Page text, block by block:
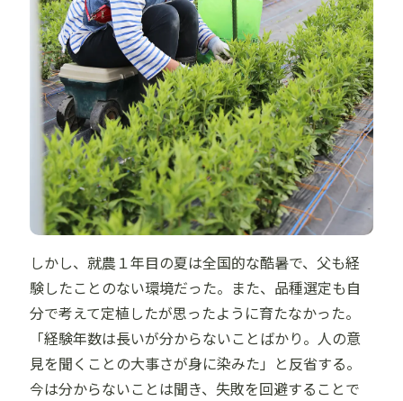
しかし、就農１年目の夏は全国的な酷暑で、父も経
験したことのない環境だった。また、品種選定も自
分で考えて定植したが思ったように育たなかった。
「経験年数は長いが分からないことばかり。人の意
見を聞くことの大事さが身に染みた」と反省する。
今は分からないことは聞き、失敗を回避することで